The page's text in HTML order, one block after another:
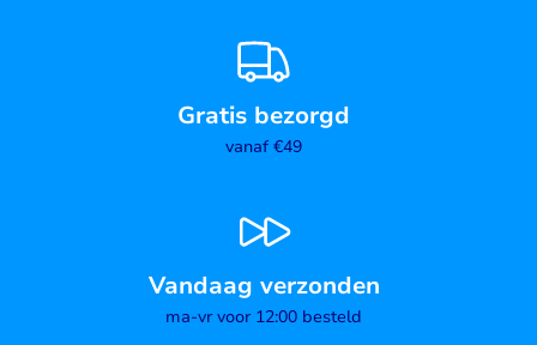
Gratis bezorgd
vanaf €49
Vandaag verzonden
ma-vr voor 12:00 besteld